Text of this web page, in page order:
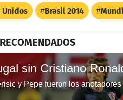
Unidos Brasil 2014
sin Cristiano
y Pepe fueron los